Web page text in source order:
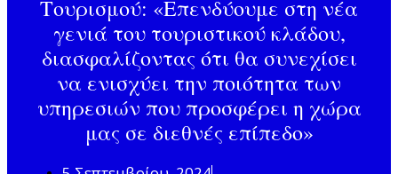
Τουρισμού: «Επενδύουμε στη νέα
γενιά του τουριστικού κλάδου,
διασφαλίζοντας ότι θα συνεχίσει
να ενισχύει την ποιότητα των
υπηρεσιών που προσφέρει η χώρα
μας σε διεθνές επίπεδο»